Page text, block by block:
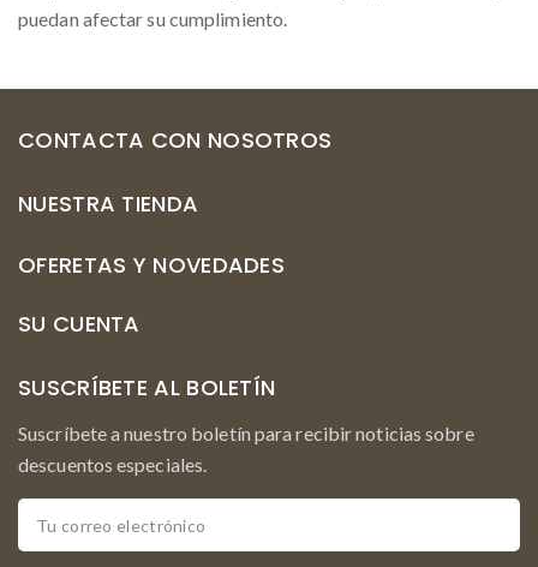
puedan afectar su cumplimiento.
CONTACTA CON NOSOTROS
NUESTRA TIENDA
OFERETAS Y NOVEDADES
SU CUENTA
SUSCRÍBETE AL BOLETÍN
Suscríbete a nuestro boletín para recibir noticias sobre
descuentos especiales.